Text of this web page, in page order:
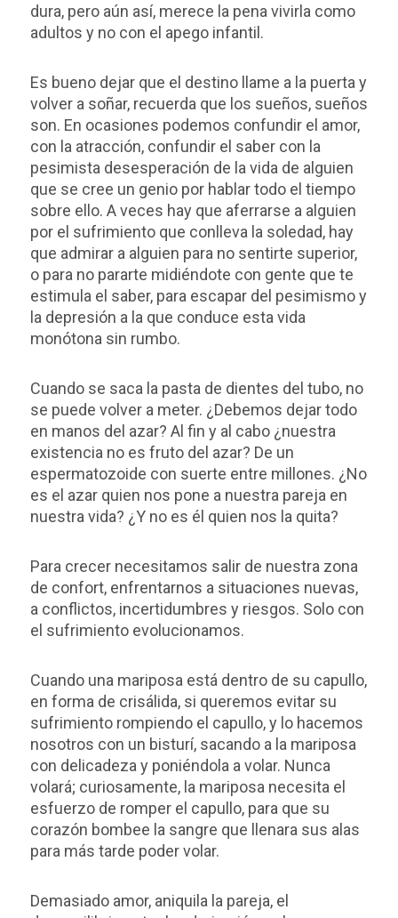
dura, pero aún así, merece la pena vivirla como
adultos y no con el apego infantil.
Es bueno dejar que el destino llame a la puerta y
volver a soñar, recuerda que los sueños, sueños
son. En ocasiones podemos confundir el amor,
con la atracción, confundir el saber con la
pesimista desesperación de la vida de alguien
que se cree un genio por hablar todo el tiempo
sobre ello. A veces hay que aferrarse a alguien
por el sufrimiento que conlleva la soledad, hay
que admirar a alguien para no sentirte superior,
o para no pararte midiéndote con gente que te
estimula el saber, para escapar del pesimismo y
la depresión a la que conduce esta vida
monótona sin rumbo.
Cuando se saca la pasta de dientes del tubo, no
se puede volver a meter. ¿Debemos dejar todo
en manos del azar? Al fin y al cabo ¿nuestra
existencia no es fruto del azar? De un
espermatozoide con suerte entre millones. ¿No
es el azar quien nos pone a nuestra pareja en
nuestra vida? ¿Y no es él quien nos la quita?
Para crecer necesitamos salir de nuestra zona
de confort, enfrentarnos a situaciones nuevas,
a conflictos, incertidumbres y riesgos. Solo con
el sufrimiento evolucionamos.
Cuando una mariposa está dentro de su capullo,
en forma de crisálida, si queremos evitar su
sufrimiento rompiendo el capullo, y lo hacemos
nosotros con un bisturí, sacando a la mariposa
con delicadeza y poniéndola a volar. Nunca
volará; curiosamente, la mariposa necesita el
esfuerzo de romper el capullo, para que su
corazón bombee la sangre que llenara sus alas
para más tarde poder volar.
Demasiado amor, aniquila la pareja, el